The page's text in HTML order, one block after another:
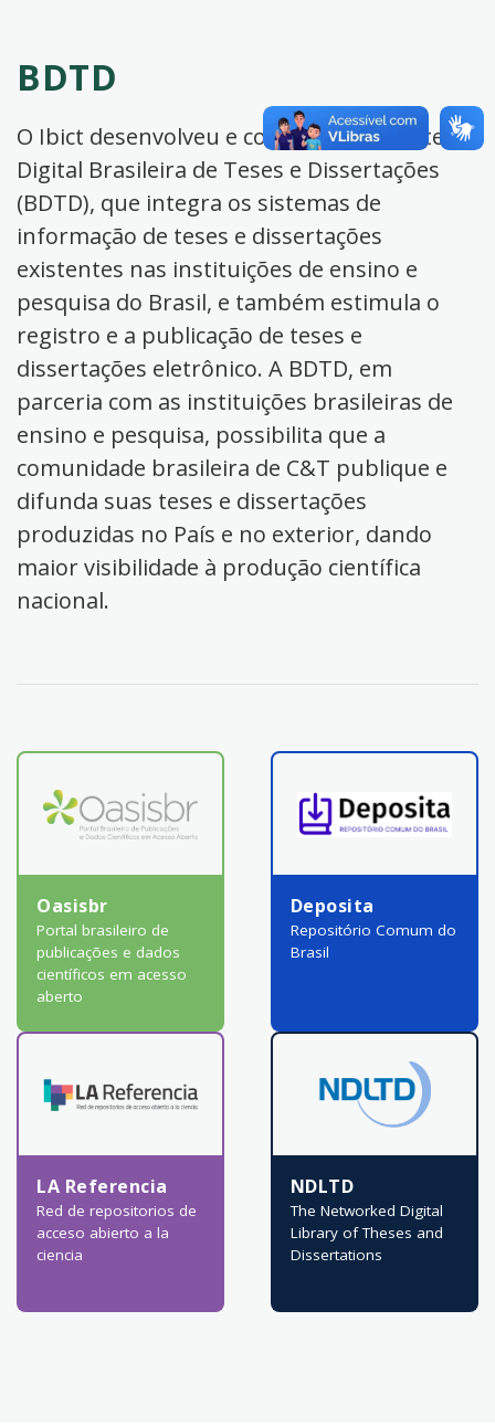
BDTD
O Ibict desenvolveu e coordena a Biblioteca
Digital Brasileira de Teses e Dissertações
(BDTD), que integra os sistemas de
informação de teses e dissertações
existentes nas instituições de ensino e
pesquisa do Brasil, e também estimula o
registro e a publicação de teses e
dissertações eletrônico. A BDTD, em
parceria com as instituições brasileiras de
ensino e pesquisa, possibilita que a
comunidade brasileira de C&T publique e
difunda suas teses e dissertações
produzidas no País e no exterior, dando
maior visibilidade à produção científica
nacional.
Oasisbr
Portal brasileiro de
publicações e dados
científicos em acesso
aberto
Deposita
Repositório Comum do
Brasil
LA Referencia
Red de repositorios de
acceso abierto a la
ciencia
NDLTD
The Networked Digital
Library of Theses and
Dissertations